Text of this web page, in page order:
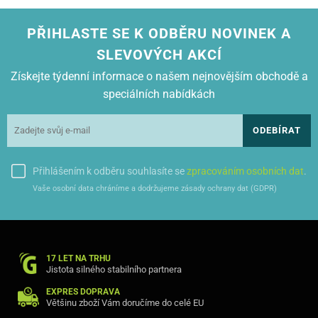
SAMSUNG SCX 3200
SAMSUNG SCX 3205
SAMSUNG SCX 3205 W
PŘIHLASTE SE K ODBĚRU NOVINEK A
SLEVOVÝCH AKCÍ
Získejte týdenní informace o našem nejnovějším obchodě a
speciálních nabídkách
ODEBÍRAT
Přihlášením k odběru souhlasíte sezpracováním osobních dat.
Vaše osobní data chráníme a dodržujeme zásady ochrany dat (GDPR)
17 LET NA TRHU
Jistota silného stabilního partnera
EXPRES DOPRAVA
Většinu zboží Vám doručíme do celé EU